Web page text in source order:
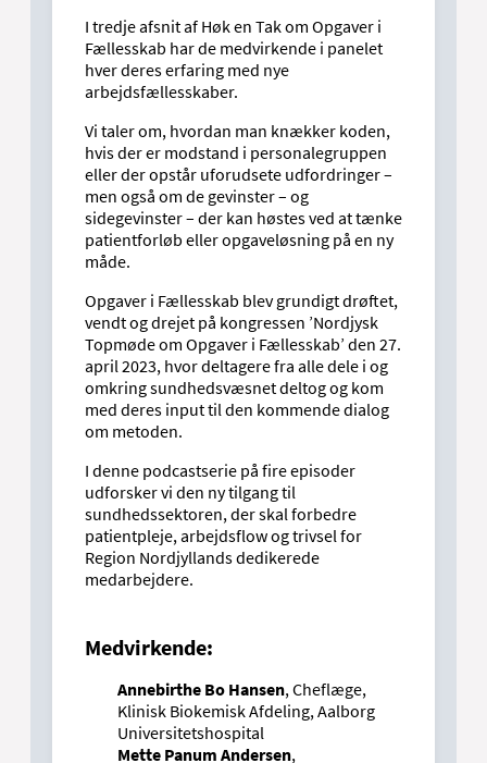
I tredje afsnit af Høk en Tak om Opgaver i
Fællesskab har de medvirkende i panelet
hver deres erfaring med nye
arbejdsfællesskaber.
Vi taler om, hvordan man knækker koden,
hvis der er modstand i personalegruppen
eller der opstår uforudsete udfordringer –
men også om de gevinster – og
sidegevinster – der kan høstes ved at tænke
patientforløb eller opgaveløsning på en ny
måde.
Opgaver i Fællesskab blev grundigt drøftet,
vendt og drejet på kongressen ’Nordjysk
Topmøde om Opgaver i Fællesskab’ den 27.
april 2023, hvor deltagere fra alle dele i og
omkring sundhedsvæsnet deltog og kom
med deres input til den kommende dialog
om metoden.
I denne podcastserie på fire episoder
udforsker vi den ny tilgang til
sundhedssektoren, der skal forbedre
patientpleje, arbejdsflow og trivsel for
Region Nordjyllands dedikerede
medarbejdere.
Medvirkende:
Annebirthe Bo Hansen, Cheflæge,
Klinisk Biokemisk Afdeling, Aalborg
Universitetshospital
Mette Panum Andersen,